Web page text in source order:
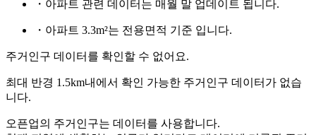
・아파트 관련 데이터는 매월 말 업데이트 됩니다.
・아파트 3.3m²는 전용면적 기준 입니다.
주거인구 데이터를 확인할 수 없어요.
최대 반경 1.5km내에서 확인 가능한 주거인구 데이터가 없습
니다.
오픈업의 주거인구는 데이터를 사용합니다.